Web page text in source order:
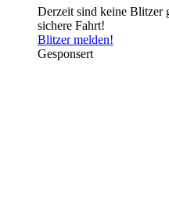
Derzeit sind keine Blitzer
sichere Fahrt!
Blitzer melden!
Gesponsert